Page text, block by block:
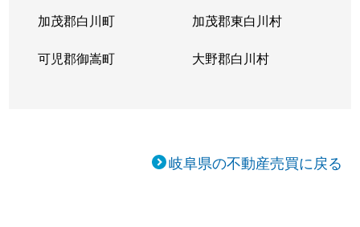
加茂郡白川町 加茂郡東白川村
可児郡御嵩町 大野郡白川村
岐阜県の不動産売買に戻る